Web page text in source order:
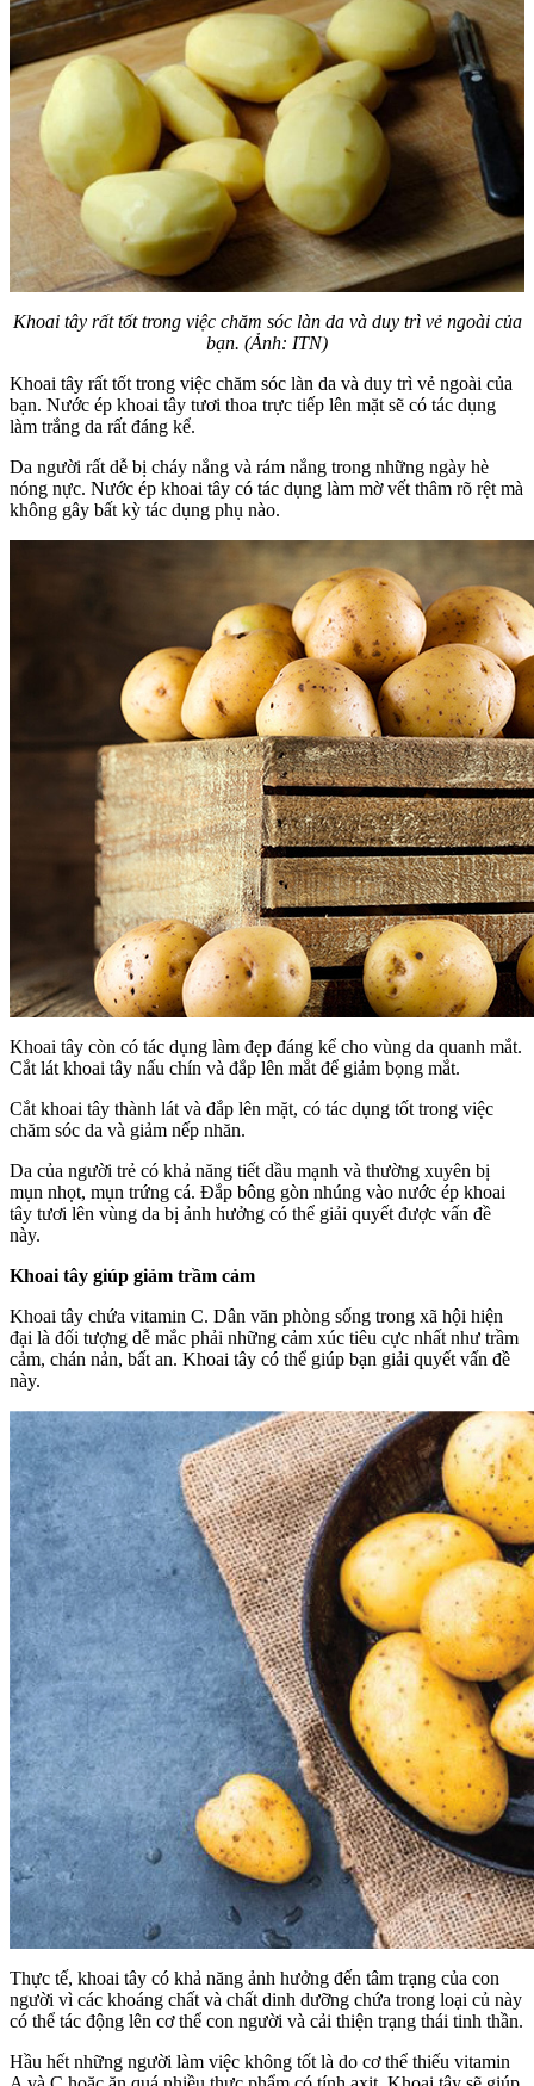
Khoai tây rất tốt trong việc chăm sóc làn da và duy trì vẻ ngoài của
bạn. (Ảnh: ITN)
Khoai tây rất tốt trong việc chăm sóc làn da và duy trì vẻ ngoài của
bạn. Nước ép khoai tây tươi thoa trực tiếp lên mặt sẽ có tác dụng
làm trắng da rất đáng kể.
Da người rất dễ bị cháy nắng và rám nắng trong những ngày hè
nóng nực. Nước ép khoai tây có tác dụng làm mờ vết thâm rõ rệt mà
không gây bất kỳ tác dụng phụ nào.
Khoai tây còn có tác dụng làm đẹp đáng kể cho vùng da quanh mắt.
Cắt lát khoai tây nấu chín và đắp lên mắt để giảm bọng mắt.
Cắt khoai tây thành lát và đắp lên mặt, có tác dụng tốt trong việc
chăm sóc da và giảm nếp nhăn.
Da của người trẻ có khả năng tiết dầu mạnh và thường xuyên bị
mụn nhọt, mụn trứng cá. Đắp bông gòn nhúng vào nước ép khoai
tây tươi lên vùng da bị ảnh hưởng có thể giải quyết được vấn đề
này.
Khoai tây giúp giảm trầm cảm
Khoai tây chứa vitamin C. Dân văn phòng sống trong xã hội hiện
đại là đối tượng dễ mắc phải những cảm xúc tiêu cực nhất như trầm
cảm, chán nản, bất an. Khoai tây có thể giúp bạn giải quyết vấn đề
này.
Thực tế, khoai tây có khả năng ảnh hưởng đến tâm trạng của con
người vì các khoáng chất và chất dinh dưỡng chứa trong loại củ này
có thể tác động lên cơ thể con người và cải thiện trạng thái tinh thần.
Hầu hết những người làm việc không tốt là do cơ thể thiếu vitamin